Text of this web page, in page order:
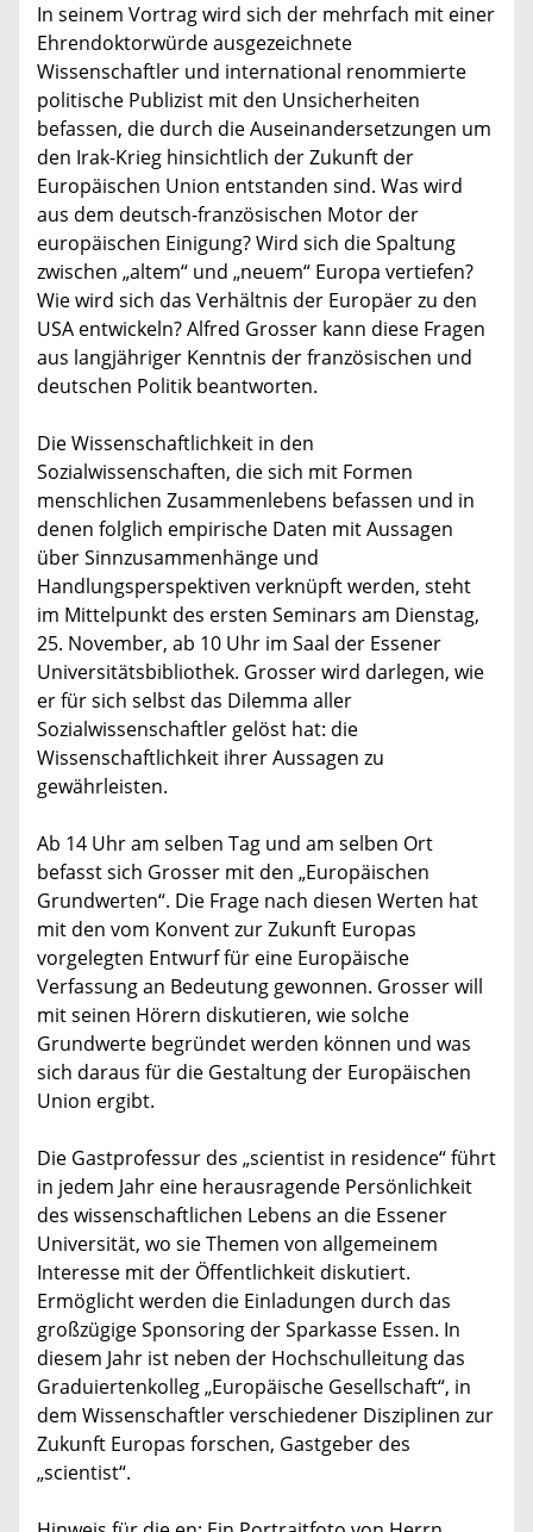
In seinem Vortrag wird sich der mehrfach mit einer
Ehrendoktorwürde ausgezeichnete
Wissenschaftler und international renommierte
politische Publizist mit den Unsicherheiten
befassen, die durch die Auseinandersetzungen um
den Irak-Krieg hinsichtlich der Zukunft der
Europäischen Union entstanden sind. Was wird
aus dem deutsch-französischen Motor der
europäischen Einigung? Wird sich die Spaltung
zwischen „altem“ und „neuem“ Europa vertiefen?
Wie wird sich das Verhältnis der Europäer zu den
USA entwickeln? Alfred Grosser kann diese Fragen
aus langjähriger Kenntnis der französischen und
deutschen Politik beantworten.
Die Wissenschaftlichkeit in den
Sozialwissenschaften, die sich mit Formen
menschlichen Zusammenlebens befassen und in
denen folglich empirische Daten mit Aussagen
über Sinnzusammenhänge und
Handlungsperspektiven verknüpft werden, steht
im Mittelpunkt des ersten Seminars am Dienstag,
25. November, ab 10 Uhr im Saal der Essener
Universitätsbibliothek. Grosser wird darlegen, wie
er für sich selbst das Dilemma aller
Sozialwissenschaftler gelöst hat: die
Wissenschaftlichkeit ihrer Aussagen zu
gewährleisten.
Ab 14 Uhr am selben Tag und am selben Ort
befasst sich Grosser mit den „Europäischen
Grundwerten“. Die Frage nach diesen Werten hat
mit den vom Konvent zur Zukunft Europas
vorgelegten Entwurf für eine Europäische
Verfassung an Bedeutung gewonnen. Grosser will
mit seinen Hörern diskutieren, wie solche
Grundwerte begründet werden können und was
sich daraus für die Gestaltung der Europäischen
Union ergibt.
Die Gastprofessur des „scientist in residence“ führt
in jedem Jahr eine herausragende Persönlichkeit
des wissenschaftlichen Lebens an die Essener
Universität, wo sie Themen von allgemeinem
Interesse mit der Öffentlichkeit diskutiert.
Ermöglicht werden die Einladungen durch das
großzügige Sponsoring der Sparkasse Essen. In
diesem Jahr ist neben der Hochschulleitung das
Graduiertenkolleg „Europäische Gesellschaft“, in
dem Wissenschaftler verschiedener Disziplinen zur
Zukunft Europas forschen, Gastgeber des
„scientist“.